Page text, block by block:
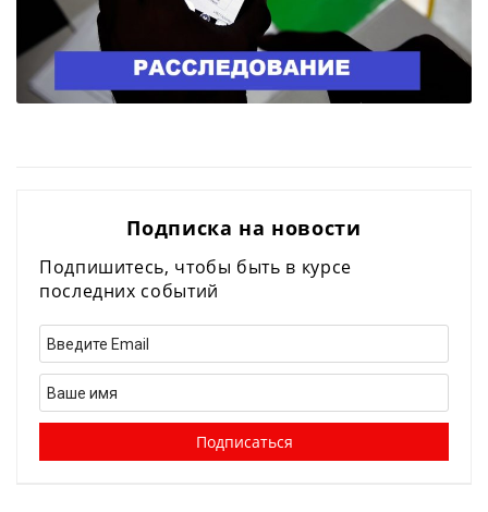
Подписка на новости
Подпишитесь, чтобы быть в курсе
последних событий